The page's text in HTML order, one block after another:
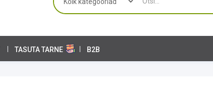
TASUTA TARNE B2B